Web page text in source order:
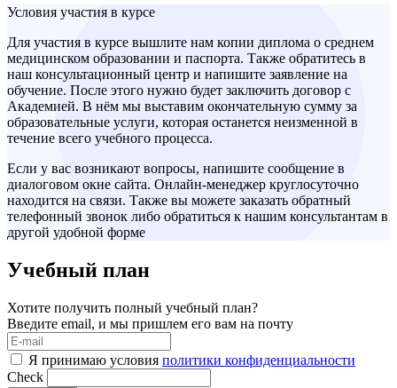
Условия участия в курсе
Для участия в курсе вышлите нам копии диплома о среднем
медицинском образовании и паспорта. Также обратитесь в
наш консультационный центр и напишите заявление на
обучение. После этого нужно будет заключить договор с
Академией. В нём мы выставим окончательную сумму за
образовательные услуги, которая останется неизменной в
течение всего учебного процесса.
Если у вас возникают вопросы, напишите сообщение в
диалоговом окне сайта. Онлайн-менеджер круглосуточно
находится на связи. Также вы можете заказать обратный
телефонный звонок либо обратиться к нашим консультантам в
другой удобной форме
Учебный план
Хотите получить полный учебный план?
Введите email, и мы пришлем его вам на почту
Я принимаю условия политики конфиденциальности
Check